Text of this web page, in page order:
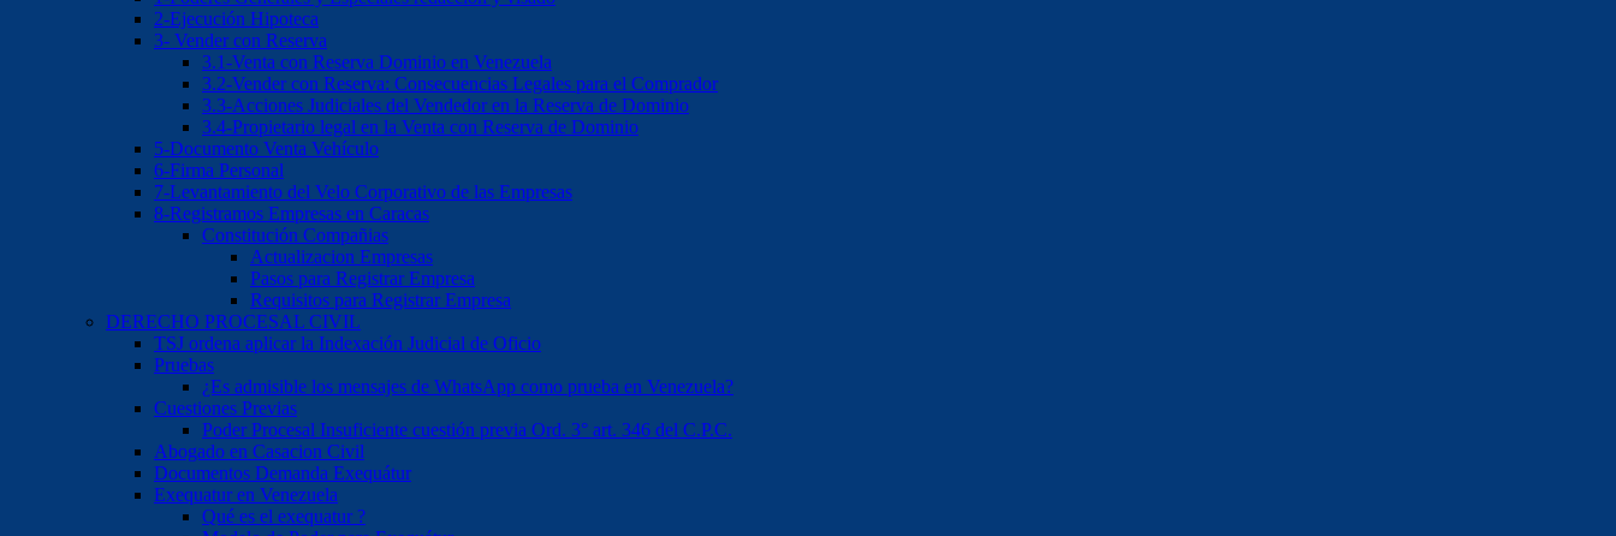
2-Ejecución Hipoteca
3- Vender con Reserva
3.1-Venta con Reserva Dominio en Venezuela
3.2-Vender con Reserva: Consecuencias Legales para el Comprador
3.3-Acciones Judiciales del Vendedor en la Reserva de Dominio
3.4-Propietario legal en la Venta con Reserva de Dominio
5-Documento Venta Vehículo
6-Firma Personal
7-Levantamiento del Velo Corporativo de las Empresas
8-Registramos Empresas en Caracas
Constitución Compañias
Actualizacion Empresas
Pasos para Registrar Empresa
Requisitos para Registrar Empresa
DERECHO PROCESAL CIVIL
TSJ ordena aplicar la Indexación Judicial de Oficio
Pruebas
¿Es admisible los mensajes de WhatsApp como prueba en Venezuela?
Cuestiones Previas
Poder Procesal Insuficiente cuestión previa Ord. 3° art. 346 del C.P.C.
Abogado en Casacion Civil
Documentos Demanda Exequátur
Exequatur en Venezuela
Qué es el exequatur ?